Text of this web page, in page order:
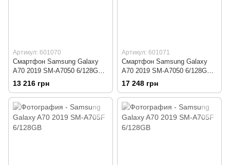
Артикул: 601070
Смартфон Samsung Galaxy
A70 2019 SM-A7050 6/128GB
Blue
13 216 грн
Артикул: 601071
Смартфон Samsung Galaxy
A70 2019 SM-A7050 6/128GB
Coral
17 248 грн